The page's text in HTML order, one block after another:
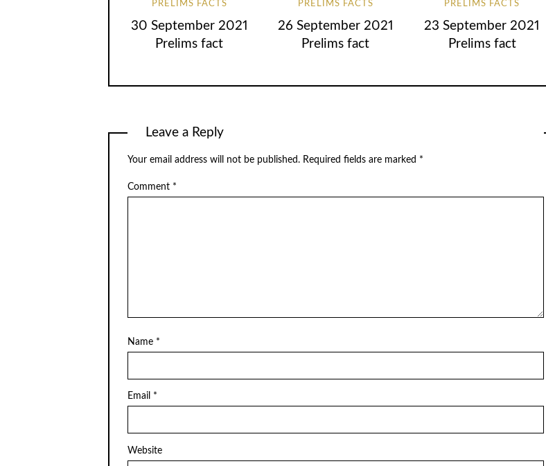
PRELIMS FACTS
30 September 2021
Prelims fact
PRELIMS FACTS
26 September 2021
Prelims fact
PRELIMS FACTS
23 September 2021
Prelims fact
Leave a Reply
Your email address will not be published. Required fields are marked *
Comment *
Name *
Email *
Website